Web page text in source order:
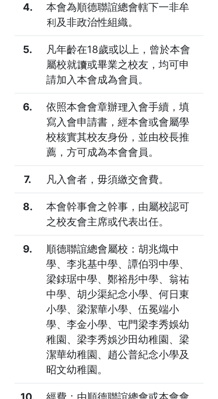
4.
本會為順德聯誼總會轄下一非牟
利及非政治性組織。
5.
凡年齡在18歲或以上，曾於本會
屬校就讀或畢業之校友，均可申
請加入本會成為會員。
6.
依照本會會章辦理入會手續，填
寫入會申請書，經本會或會屬學
校核實其校友身份，並由校長推
薦，方可成為本會會員。
7. 凡入會者，毋須繳交會費。
8.
本會幹事會之幹事，由屬校認可
之校友會主席或代表出任。
9.
順德聯誼總會屬校：胡兆熾中
學、李兆基中學、譚伯羽中學、
梁銶琚中學、鄭裕彤中學、翁祐
中學、胡少渠紀念小學、何日東
小學、梁潔華小學、伍冕端小
學、李金小學、屯門梁李秀娛幼
稚園、梁李秀娛沙田幼稚園、梁
潔華幼稚園、趙公普紀念小學及
昭文幼稚園。